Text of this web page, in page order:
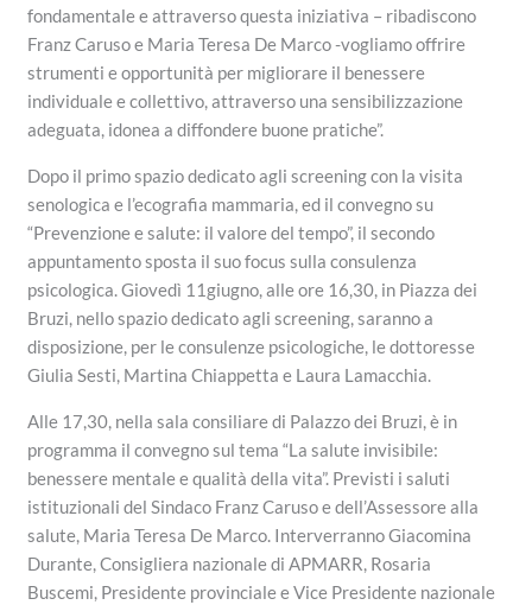
fondamentale e attraverso questa iniziativa – ribadiscono
Franz Caruso e Maria Teresa De Marco -vogliamo offrire
strumenti e opportunità per migliorare il benessere
individuale e collettivo, attraverso una sensibilizzazione
adeguata, idonea a diffondere buone pratiche”.
Dopo il primo spazio dedicato agli screening con la visita
senologica e l’ecografia mammaria, ed il convegno su
“Prevenzione e salute: il valore del tempo”, il secondo
appuntamento sposta il suo focus sulla consulenza
psicologica. Giovedì 11giugno, alle ore 16,30, in Piazza dei
Bruzi, nello spazio dedicato agli screening, saranno a
disposizione, per le consulenze psicologiche, le dottoresse
Giulia Sesti, Martina Chiappetta e Laura Lamacchia.
Alle 17,30, nella sala consiliare di Palazzo dei Bruzi, è in
programma il convegno sul tema “La salute invisibile:
benessere mentale e qualità della vita”. Previsti i saluti
istituzionali del Sindaco Franz Caruso e dell’Assessore alla
salute, Maria Teresa De Marco. Interverranno Giacomina
Durante, Consigliera nazionale di APMARR, Rosaria
Buscemi, Presidente provinciale e Vice Presidente nazionale